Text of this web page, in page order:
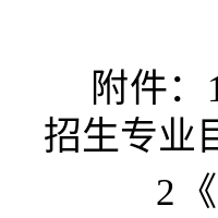
附件：
招生专业
2